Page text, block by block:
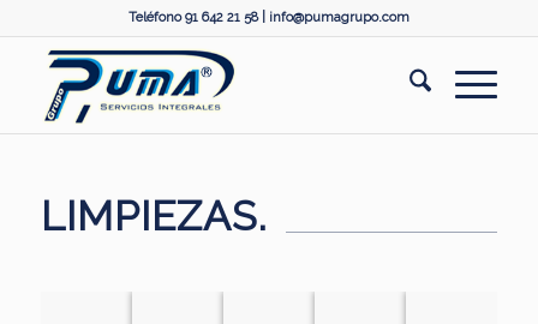
Teléfono 91 642 21 58 | info@pumagrupo.com
LIMPIEZAS.